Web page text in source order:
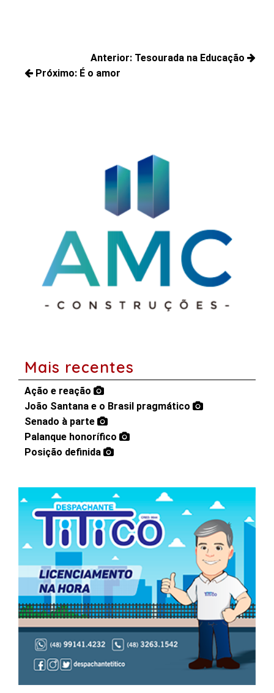
Navegação
de
Anterior: Tesourada na Educação
Próximo: É o amor
Mais recentes
Ação e reação
João Santana e o Brasil pragmático
Senado à parte
Palanque honorífico
Posição definida